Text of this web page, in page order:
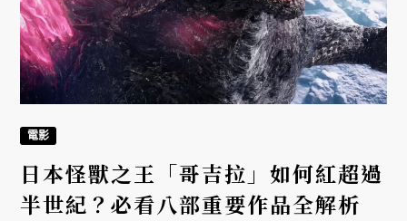
電影
日本怪獸之王「哥吉拉」如何紅超過
半世紀？必看八部重要作品全解析